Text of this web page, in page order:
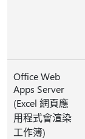
Office Web
Apps Server
(Excel 網頁應
用程式會渲染
工作簿)